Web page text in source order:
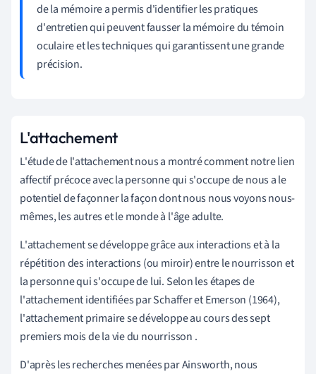
de la mémoire a permis d'identifier les pratiques
d'entretien qui peuvent fausser la mémoire du témoin
oculaire et les techniques qui garantissent une grande
précision.
L'attachement
L'étude de l'attachement nous a montré comment notre lien
affectif précoce avec la personne qui s'occupe de nous a le
potentiel de façonner la façon dont nous nous voyons nous-
mêmes, les autres et le monde à l'âge adulte.
L'attachementse développe grâce aux interactions et à la
répétition des interactions (ou miroir) entre le nourrisson et
la personne qui s'occupe de lui. Selonles étapes de
l'attachementidentifiées par Schaffer et Emerson (1964),
l'attachement primaire se développe au cours des sept
premiers mois de la vie du nourrisson .
D'après les recherches menées par Ainsworth, nous